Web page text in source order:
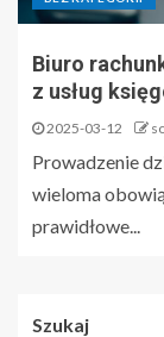
Biuro
z usług
2025-03-12
Prowadzenie
wieloma
prawidłowe...
Szukaj